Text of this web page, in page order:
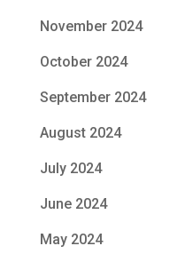
November 2024
October 2024
September 2024
August 2024
July 2024
June 2024
May 2024